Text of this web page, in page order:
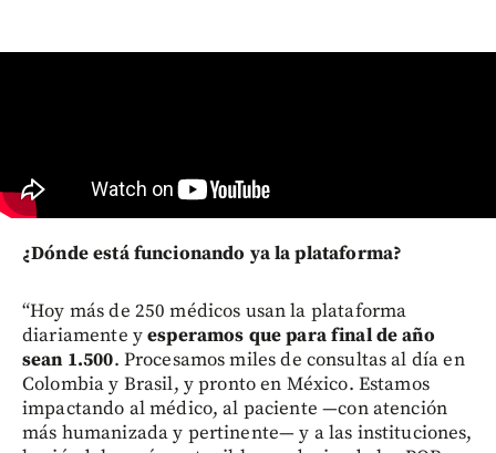
¿Dónde está funcionando ya la plataforma?
“Hoy más de 250 médicos usan la plataforma
diariamente yesperamos que para final de año
sean 1.500. Procesamos miles de consultas al día en
Colombia y Brasil, y pronto en México. Estamos
impactando al médico, al paciente —con atención
más humanizada y pertinente— y a las instituciones,